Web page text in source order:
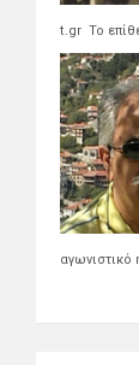
t.gr Το